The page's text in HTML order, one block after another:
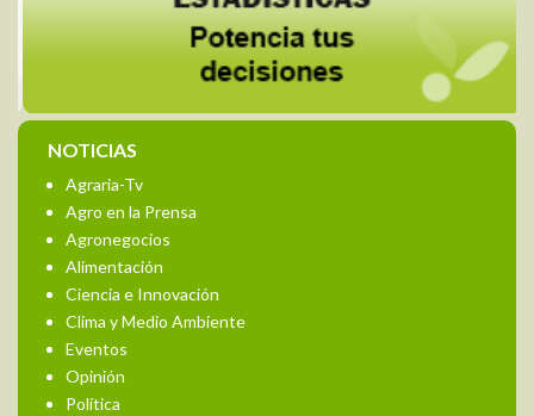
NOTICIAS
Agraria-Tv
Agro en la Prensa
Agronegocios
Alimentación
Ciencia e Innovación
Clima y Medio Ambiente
Eventos
Opinión
Política